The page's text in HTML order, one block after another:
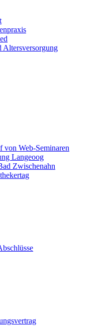
Altersversorgung
von Web-Seminaren
Langeoog
Zwischenahn